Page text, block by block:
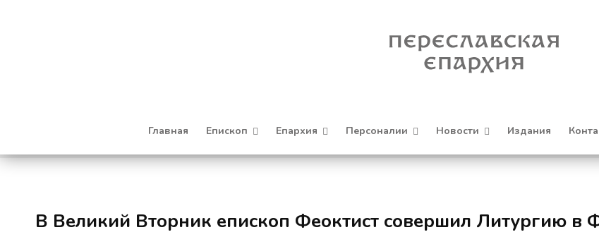
Главная Епископ Епархия Персоналии Новости Издания
В Великий Вторник епископ Феоктист совершил Литургию в